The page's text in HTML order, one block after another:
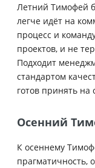
Летний Тимофей
легче идёт на
процесс и
проектов, и не
Подходит
стандартом
готов принять на
Осенний
К осеннему
прагматичность,